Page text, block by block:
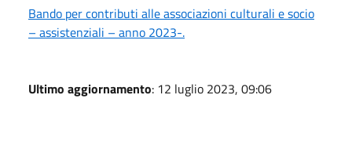
Bando per contributi alle associazioni culturali e socio
– assistenziali – anno 2023-.
Ultimo aggiornamento: 12 luglio 2023, 09:06